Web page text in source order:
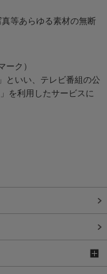
等あらゆる素材の無断
ーク）
といい、テレビ番組の公
を利用したサービスに